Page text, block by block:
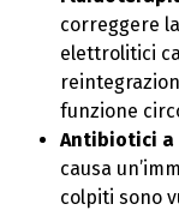
correggere
elettrolitici
funzione
Antibiotici
causa
colpiti sono